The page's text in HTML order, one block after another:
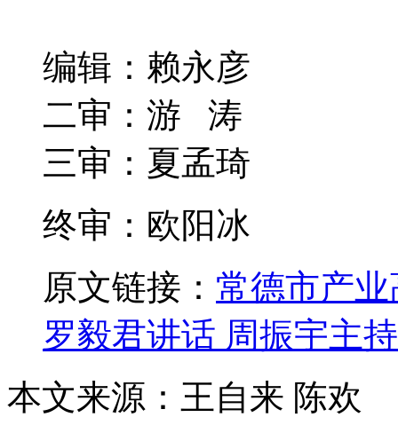
编辑：赖永彦
二审：游 涛
三审：夏孟琦
终审：欧阳冰
原文链接： 常德市产
罗毅君讲话 周振宇主持
本文来源：王自来 陈欢